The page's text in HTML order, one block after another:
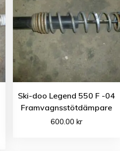
Ski-doo Legend 550 F -04
Framvagnsstötdämpare
600.00 kr